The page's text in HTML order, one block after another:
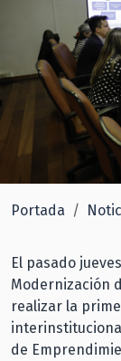
Portada
El pasado
Modernización
realizar la
de